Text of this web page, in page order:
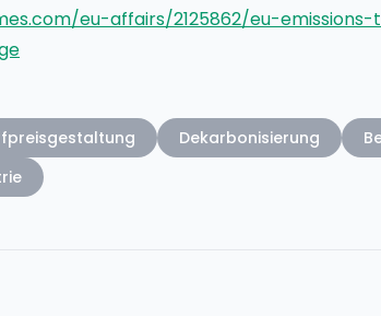
eu-affairs/2125862/eu-
Dekarbonisierung